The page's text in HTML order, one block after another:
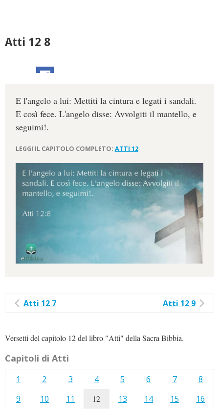
Atti 12 8
E l'angelo a lui: Mettiti la cintura e legati i sandali.
E così fece. L'angelo disse: Avvolgiti il mantello, e
seguimi!.
LEGGI IL CAPITOLO COMPLETO: ATTI 12
Atti 12 7 Atti 12 9
Versetti del capitolo 12 del libro "Atti" della Sacra Bibbia.
Capitoli di Atti
1 2 3 4 5 6 7
8
9
10 11 12 13 14 15
16